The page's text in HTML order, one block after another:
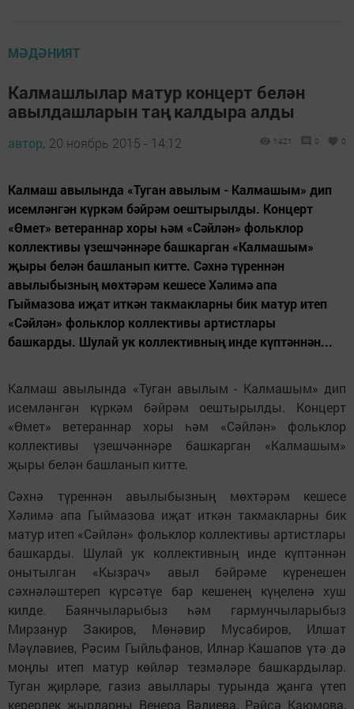
МӘДӘНИЯТ
Калмашлылар матур концерт белән
авылдашларын таң калдыра алды
автор, 20 ноябрь 2015 - 14:12 1421 0 0
Калмаш авылында «Туган авылым - Калмашым» дип
исемләнгән күркәм бәйрәм оештырылды. Концерт
«Өмет» ветераннар хоры һәм «Сәйлән» фольклор
коллективы үзешчәннәре башкарган «Калмашым»
җыры белән башланып китте. Сәхнә түреннән
авылыбызның мөхтәрәм кешесе Хәлимә апа
Гыймазова иҗат иткән такмакларны бик матур итеп
«Сәйлән» фольклор коллективы артистлары
башкарды. Шулай ук коллективның инде күптәннән...
Калмаш авылында «Туган авылым - Калмашым» дип
исемләнгән күркәм бәйрәм оештырылды. Концерт
«Өмет» ветераннар хоры һәм «Сәйлән» фольклор
коллективы үзешчәннәре башкарган «Калмашым»
җыры белән башланып китте.
Сәхнә түреннән авылыбызның мөхтәрәм кешесе
Хәлимә апа Гыймазова иҗат иткән такмакларны бик
матур итеп «Сәйлән» фольклор коллективы артистлары
башкарды. Шулай ук коллективның инде күптәннән
онытылган «Кызрач» авыл бәйрәме күренешен
сәхнәләштереп күрсәтүе бар кешенең күңеленә хуш
килде. Баянчыларыбыз һәм гармунчыларыбыз
Мирзанур Закиров, Мөнәвир Мусабиров, Илшат
Мәүләвиев, Рәсим Гыйльфанов, Илнар Кашапов үтә дә
моңлы итеп матур көйләр тезмәләре башкардылар.
Туган җирләре, газиз авыллары турында җанга үтеп
керерлек җырларны Венера Вәлиева, Рәйсә Каюмова,